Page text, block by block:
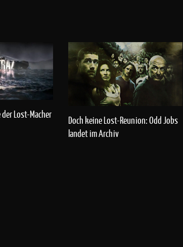
Lost-Macher
Doch keine Lost-Reunion: Odd Jobs
landet im Archiv